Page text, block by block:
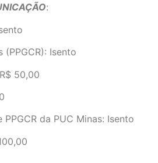
:
(PPGCR): Isento
50,00
da PUC Minas: Isento